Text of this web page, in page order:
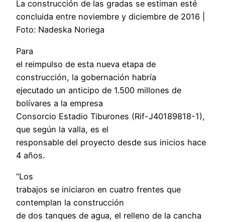
La construcción de las gradas se estiman esté
concluida entre noviembre y diciembre de 2016 |
Foto: Nadeska Noriega
Para
el reimpulso de esta nueva etapa de
construcción, la gobernación habría
ejecutado un anticipo de 1.500 millones de
bolívares a la empresa
Consorcio Estadio Tiburones (Rif-J40189818-1),
que según la valla, es el
responsable del proyecto desde sus inicios hace
4 años.
“Los
trabajos se iniciaron en cuatro frentes que
contemplan la construcción
de dos tanques de agua, el relleno de la cancha